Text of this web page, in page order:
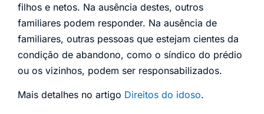
filhos e netos. Na ausência destes, outros
familiares podem responder. Na ausência de
familiares, outras pessoas que estejam cientes da
condição de abandono, como o síndico do prédio
ou os vizinhos, podem ser responsabilizados.
Mais detalhes no artigo Direitos do idoso.